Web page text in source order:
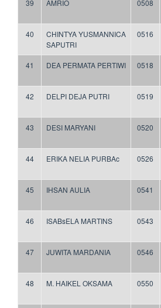
39 AMRIO 0508
40
CHINTYA YUSMANNICA
SAPUTRI
0516
41 DEA PERMATA PERTIWI 0518
42 DELPI DEJA PUTRI 0519
43 DESI MARYANI 0520
44 ERIKA NELIA PURBAc 0526
45 IHSAN AULIA 0541
46 ISABsELA MARTINS 0543
47 JUWITA MARDANIA 0546
48 M. HAIKEL OKSAMA 0550